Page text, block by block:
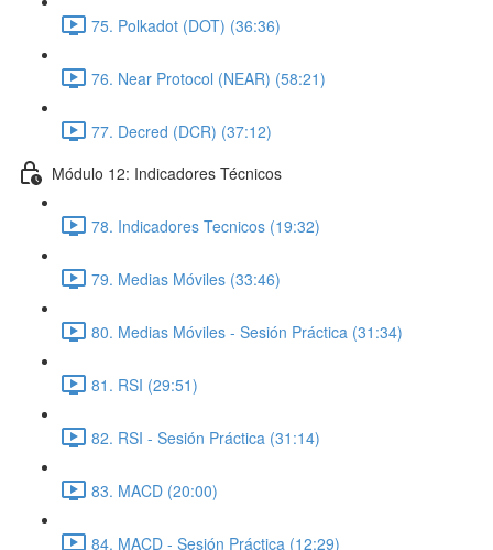
75. Polkadot (DOT) (36:36)
76. Near Protocol (NEAR) (58:21)
77. Decred (DCR) (37:12)
Módulo 12: Indicadores Técnicos
78. Indicadores Tecnicos (19:32)
79. Medias Móviles (33:46)
80. Medias Móviles - Sesión Práctica (31:34)
81. RSI (29:51)
82. RSI - Sesión Práctica (31:14)
83. MACD (20:00)
84. MACD - Sesión Práctica (12:29)